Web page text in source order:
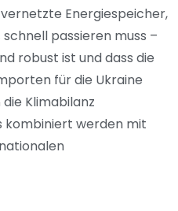
Energiespeicher,
schnell passieren muss –
robust ist und dass die
für die Ukraine
Klimabilanz
kombiniert werden mit